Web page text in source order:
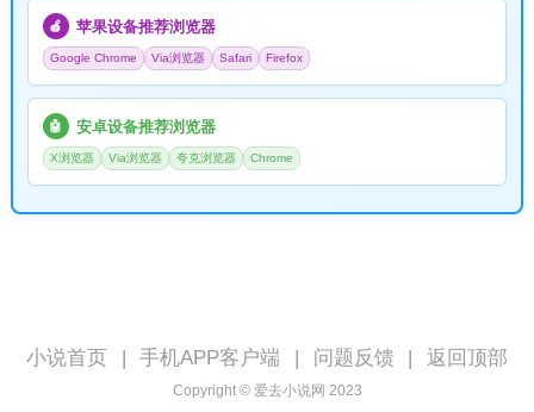
🍎 苹果设备推荐浏览器
Google Chrome Via浏览器 Safari Firefox
🤖 安卓设备推荐浏览器
X浏览器 Via浏览器 夸克浏览器 Chrome
小说首页 手机APP客户端 问题反馈 返回顶部
Copyright © 爱去小说网 2023